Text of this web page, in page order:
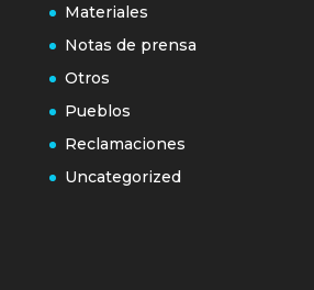
Materiales
Notas de prensa
Otros
Pueblos
Reclamaciones
Uncategorized